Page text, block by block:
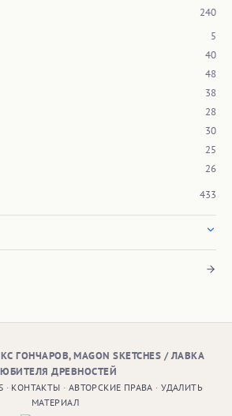
240
5
40
48
38
28
30
25
26
433
ГОНЧАРОВ, MAGON SKETCHES / ЛАВКА
ДРЕВНОСТЕЙ
· КОНТАКТЫ · АВТОРСКИЕ ПРАВА ·УДАЛИТЬ
МАТЕРИАЛ